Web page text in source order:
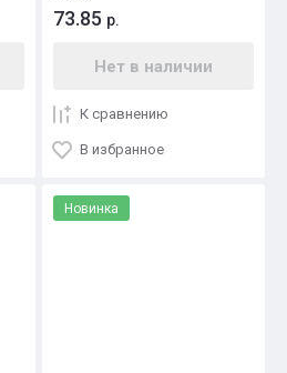
73.85 р.
Нет в наличии
К сравнению
В избранное
Новинка